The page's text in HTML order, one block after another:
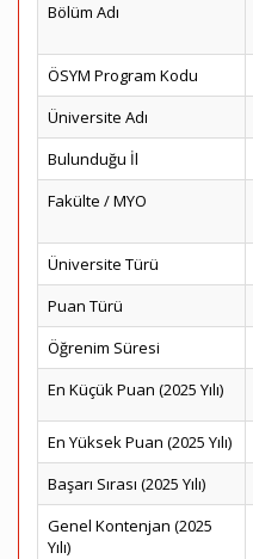
Bölüm Adı
ÖSYM Program Kodu
Üniversite Adı
Bulunduğu İl
Fakülte / MYO
Üniversite Türü
Puan Türü
Öğrenim Süresi
En Küçük Puan (2025 Yılı)
En Yüksek Puan (2025 Yılı)
Başarı Sırası (2025 Yılı)
Genel Kontenjan (2025
Yılı)